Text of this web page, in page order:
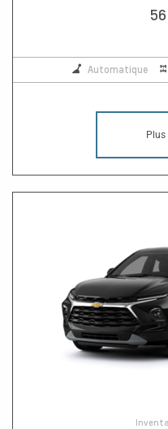
56
Automatique
Plus